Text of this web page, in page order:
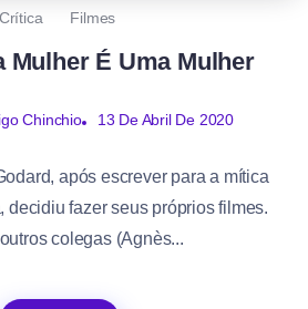
Crítica Filmes
Mulher É Uma Mulher
Chinchio 13 De Abril De 2020
após escrever para a mítica
decidiu fazer seus próprios filmes.
colegas (Agnès...